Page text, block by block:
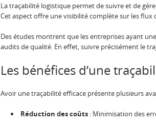
La traçabilité logistique permet de suivre et de
Cet aspect offre une visibilité complète sur les
Des études montrent que les entreprises ayant
audits de qualité. En effet, suivre précisément le
Les bénéfices d’une
Avoir une traçabilité efficace présente plusieurs
Réduction des coûts : Minimisation des